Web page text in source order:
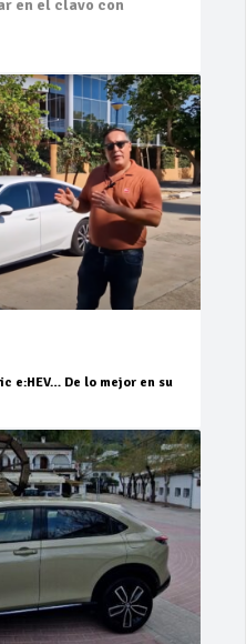
en el clavo con
e:HEV… De lo mejor en su